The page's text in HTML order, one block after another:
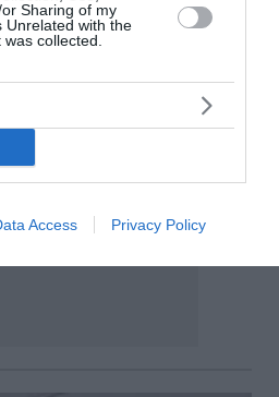
Sharing of my
Unrelated with the
collected.
Access Privacy Policy